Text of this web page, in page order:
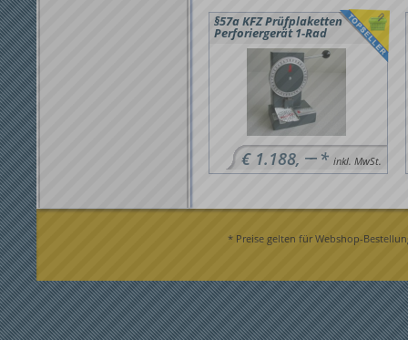
§57a KFZ Prüfplaketten
Perforiergerät 1-Rad
€ 1.188, −− * inkl. MwSt.
* Preise gelten für Webshop-